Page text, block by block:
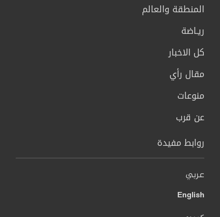
المنطقة والعالم
ريـاضة
كل الاخبار
مقال رأي
منوعات
عن قرب
روابط مفيدة
عربي
English